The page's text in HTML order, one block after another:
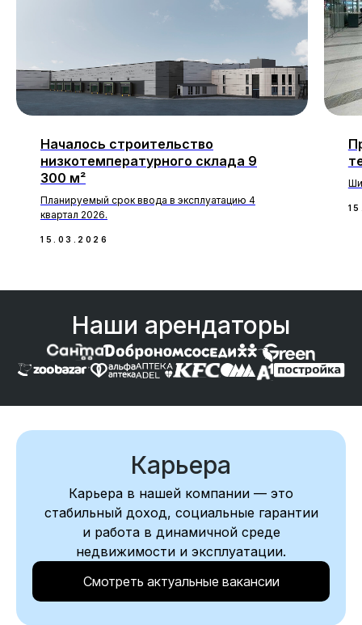
Началось строительство
низкотемпературного склада 9
300 м²
Планируемый срок ввода в эксплуатацию 4
квартал 2026.
15.03.2026
Наши арендаторы
Карьера
Карьера в нашей компании — это
стабильный доход, социальные гарантии
и работа в динамичной среде
недвижимости и эксплуатации.
Смотреть актуальные вакансии